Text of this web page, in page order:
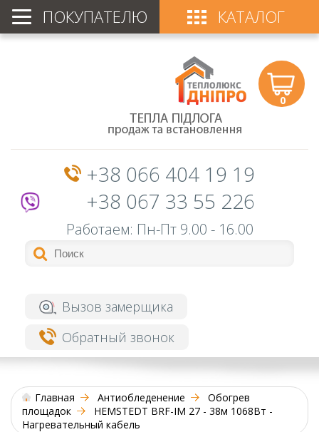
ПОКУПАТЕЛЮ КАТАЛОГ
+38 066 404 19 19
+38 067 33 55 226
Работаем: Пн-Пт 9.00 - 16.00
0
Вызов замерщика
Обратный звонок
Главная Антиобледенение
Обогрев
площадок
HEMSTEDT BRF-IM 27 - 38м 1068Вт -
Нагревательный кабель